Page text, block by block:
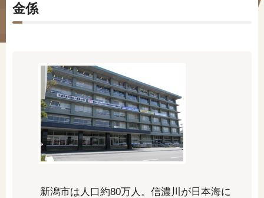
「年金」に関する記事
「健康」に関する記事
金係
新潟市は人口約80万人。信濃川が日本海に